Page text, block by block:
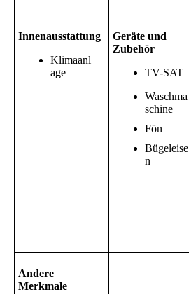
Innenausstattung
Klimaanl
age
Geräte und
Zubehör
TV-SAT
Waschma
schine
Fön
Bügeleise
n
Andere
Merkmale